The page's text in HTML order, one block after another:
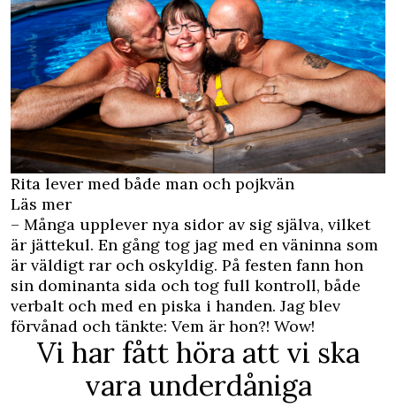
Rita lever med både man och pojkvän
Läs mer
– Många upplever nya sidor av sig själva, vilket
är jättekul. En gång tog jag med en väninna som
är väldigt rar och oskyldig. På festen fann hon
sin dominanta sida och tog full kontroll, både
verbalt och med en piska i handen. Jag blev
förvånad och tänkte: Vem är hon?! Wow!
Vi har fått höra att vi ska
vara underdåniga